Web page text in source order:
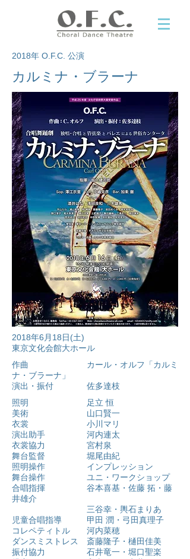
​2018年 O.F.C. 公演
カルミナ・ブラーナ​
2018年6月18日(土)
東京文化会館大ホール
作曲 カール・オルフ「カルミ
ナ・ブラーナ」
演出・振付 佐多達枝
照明 足立 恒
美術 山口賢一
衣裳 小川マリ
演出助手 河内連太
衣裳協力 宮村泉
舞台監督 堀尾由紀
照明操作 インプレッション
舞台操作 ユニ・ワークショップ
合唱指揮 谷本喜基・佐藤 拓・藤
井雄介
三谷幸・輿石まりあ
児童合唱指導 甲田 潤・弓田真理子
コレペティトル 河内菜穂
ダンスミストレス 斎藤隆子・樋田佳美
振付協力 石井竜一・堀口聖楽